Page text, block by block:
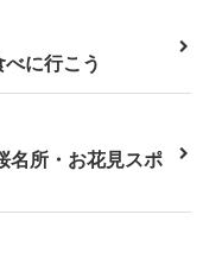
に行こう
名所・お花見スポ